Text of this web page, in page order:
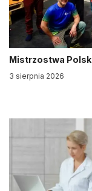
Mistrzostwa
3 sierpnia 2026